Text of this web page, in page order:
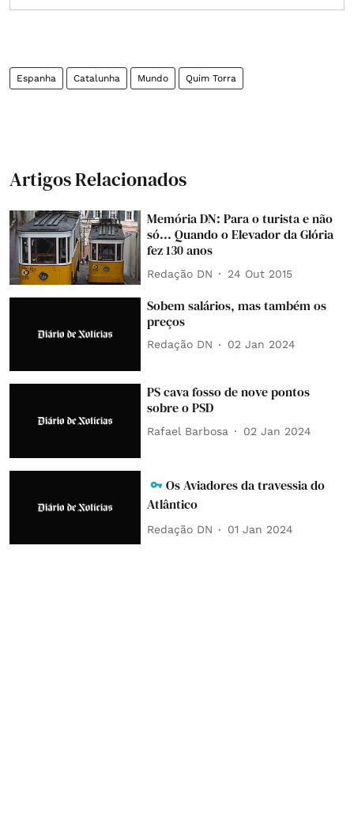
Espanha Catalunha Mundo Quim Torra
Artigos Relacionados
Memória DN: Para o turista e não
só... Quando o Elevador da Glória
fez 130 anos
Redação DN 24 Out 2015
Sobem salários, mas também os
preços
Redação DN 02 Jan 2024
PS cava fosso de nove pontos
sobre o PSD
Rafael Barbosa 02 Jan 2024
Os Aviadores da travessia do
Atlântico
Redação DN 01 Jan 2024